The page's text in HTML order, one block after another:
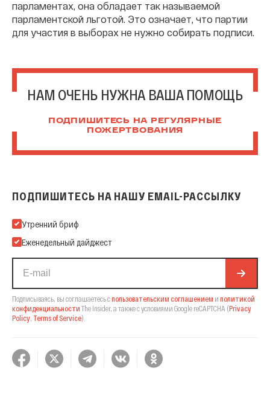
парламентах, она обладает так называемой
парламентской льготой. Это означает, что партии
для участия в выборах не нужно собирать подписи.
НАМ ОЧЕНЬ НУЖНА ВАША ПОМОЩЬ
ПОДПИШИТЕСЬ НА РЕГУЛЯРНЫЕ
ПОЖЕРТВОВАНИЯ
ПОДПИШИТЕСЬ НА НАШУ EMAIL-РАССЫЛКУ
Подпишитесь на нашу Email-рассылку
Утренний бриф
Еженедельный дайджест
Подписываясь, вы соглашаетесь спользовательским соглашением и политикой
конфиденциальности The Insider, а также с условиями Google reCAPTCHA (Privacy
Policy Terms of Service).